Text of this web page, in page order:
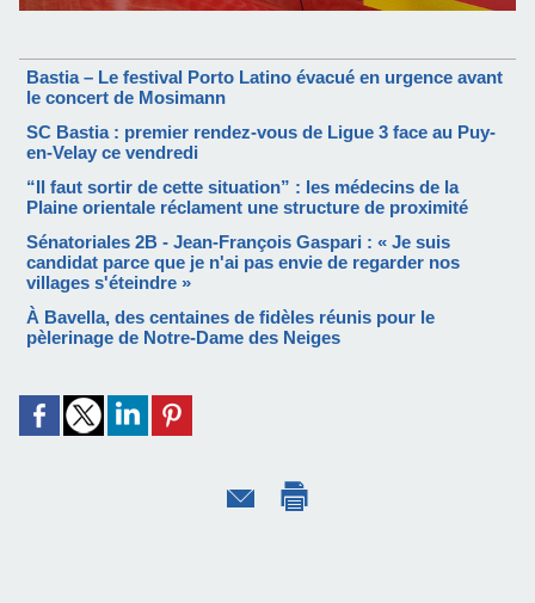
Bastia – Le festival Porto Latino évacué en urgence avant
le concert de Mosimann
SC Bastia : premier rendez-vous de Ligue 3 face au Puy-
en-Velay ce vendredi
“Il faut sortir de cette situation” : les médecins de la
Plaine orientale réclament une structure de proximité
Sénatoriales 2B - Jean-François Gaspari : « Je suis
candidat parce que je n'ai pas envie de regarder nos
villages s'éteindre »
À Bavella, des centaines de fidèles réunis pour le
pèlerinage de Notre-Dame des Neiges